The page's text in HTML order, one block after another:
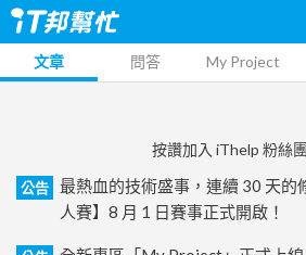
文章 問答 My Project
按讚加入 iThelp 粉絲
公告
最熱血的技術盛事，連續 30 天的
人賽】8 月 1 日賽事正式開啟！